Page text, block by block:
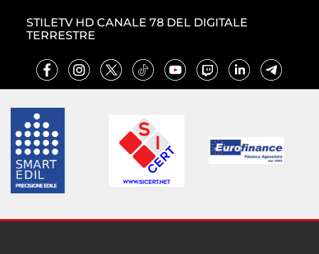
STILETV HD CANALE 78 DEL DIGITALE
TERRESTRE